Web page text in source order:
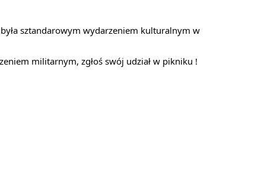
sztandarowym wydarzeniem kulturalnym w
militarnym, zgłoś swój udział w pikniku !